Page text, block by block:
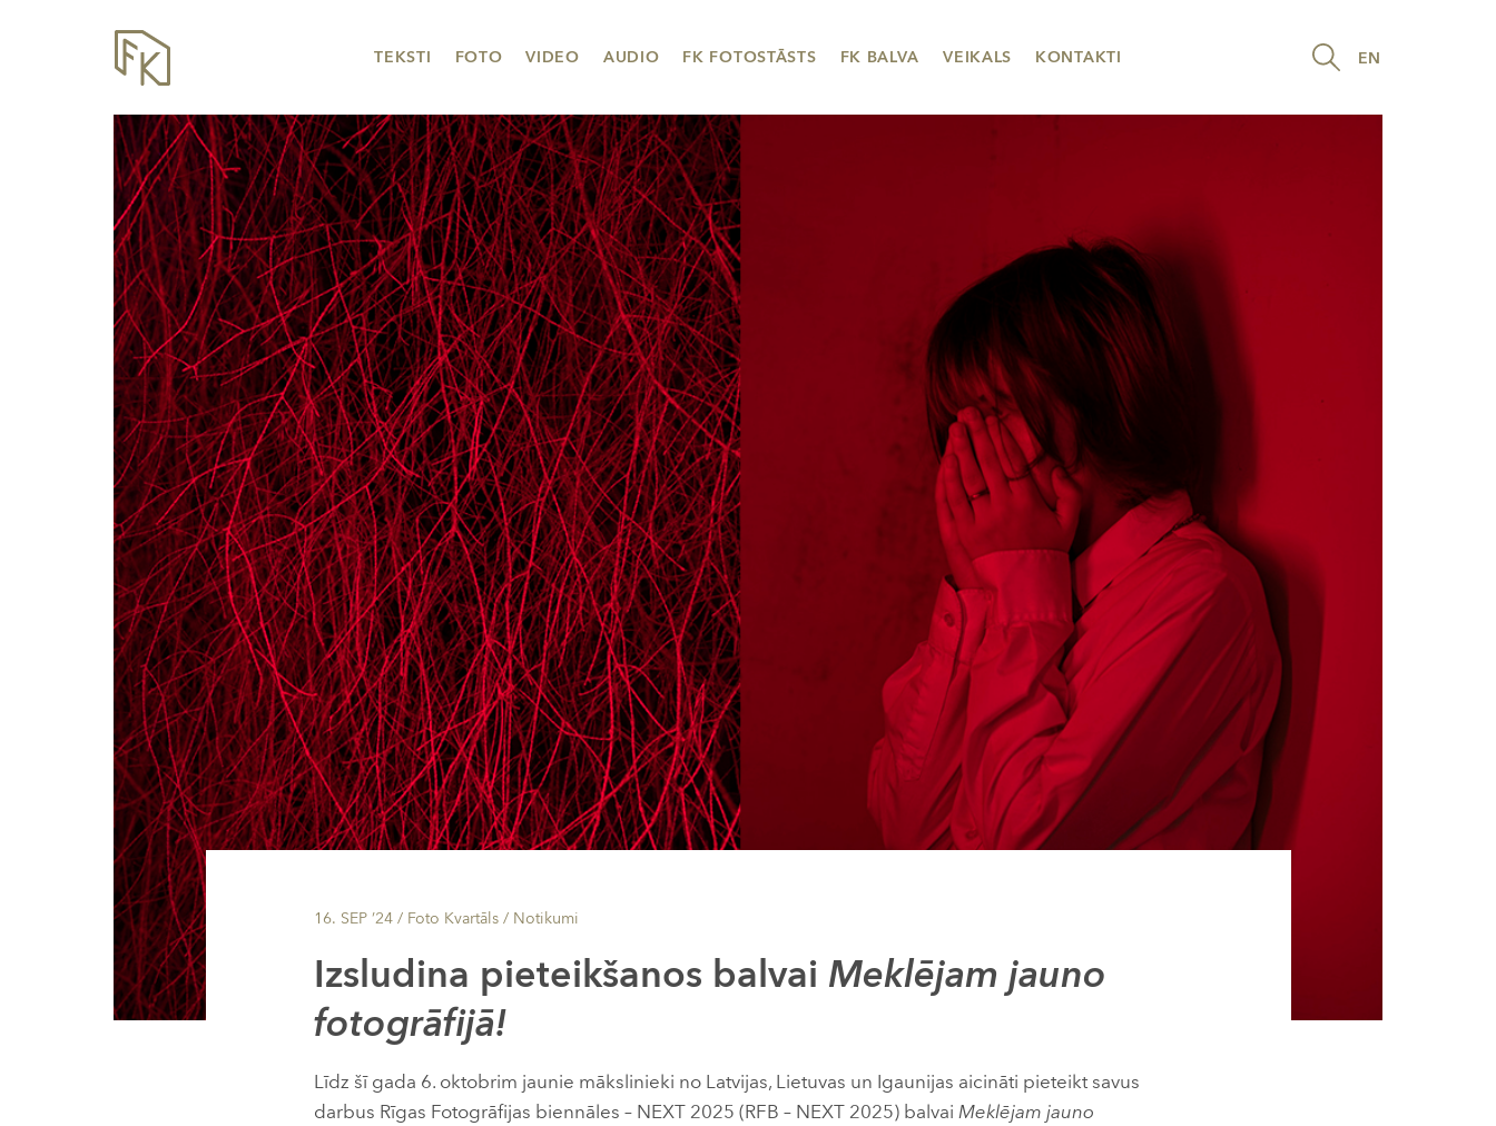
EN
TEKSTI FOTO VIDEO AUDIO FK FOTOSTĀSTS FK BALVA VEIKALS KONTAKTI
16. SEP ’24 / Foto Kvartāls / Notikumi
Izsludina pieteikšanos balvai Meklējam jauno
fotogrāfijā!
Līdz šī gada 6. oktobrim jaunie mākslinieki no Latvijas, Lietuvas un Igaunijas aicināti pieteikt savus
darbus Rīgas Fotogrāfijas biennāles – NEXT 2025 (RFB – NEXT 2025) balvai Meklējam jauno